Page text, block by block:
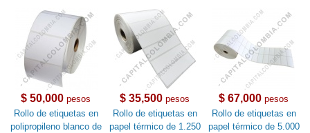
$ 50,000 pesos
Rollo de etiquetas en
polipropileno blanco de
$ 35,500 pesos
Rollo de etiquetas en
papel térmico de 1.250
$ 67,000 pesos
Rollo de etiquetas en
papel térmico de 5.000